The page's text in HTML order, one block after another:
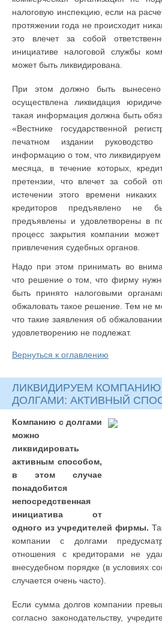
налоговую инспекцию, если на
протяжении года не происходит
это влечет за собой
инициативе налоговой службы
может быть ликвидирована.
При этом должно быть
осуществлена ликвидация
такая информация должна быть
«Вестнике государственной
печатном издании
информацию о том, что
месяца, в течение которых,
претензии, что влечет за собой
истечении этого времени
кредиторов предъявлено
предъявлены и удовлетворены в
процесс закрытия компании
привлечения судебных органов.
Надо при этом принимать во
что решение о том, что фирму
быть принято налоговыми
обжаловать такое решение. Тем не
что такие заявления об
удовлетворению не подлежат.
Вернуться к оглавлению
ЛИКВИДИРУЕМ КОМПАНИЮ
ДОЛГАМИ: АКТИВНЫЙ
Компанию с долгами
можно
ликвидировать
активным способом,
в этом случае
понадобится
непосредственная
инициатива от
одного из учредителей фирмы.
компании с долгами
отношения с кредиторами не
внесудебном порядке (в условиях
случается очень часто).
Если сумма долгов компании
согласно законодательству,